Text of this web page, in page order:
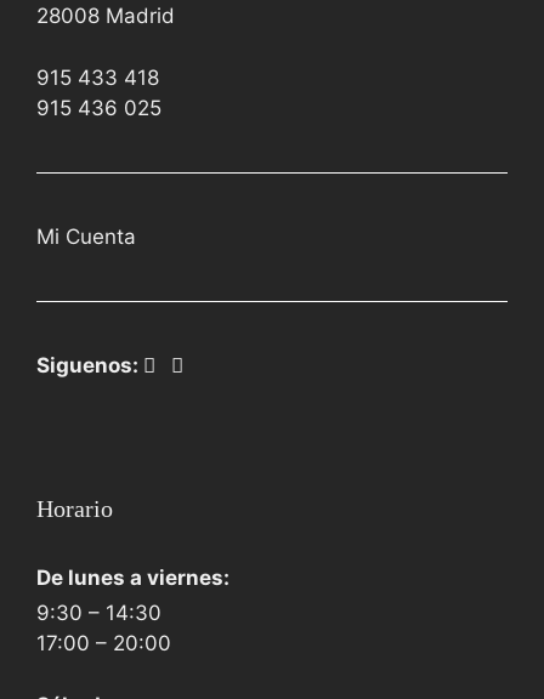
28008 Madrid
915 433 418
915 436 025
Mi Cuenta
Siguenos:
Horario
De lunes a viernes:
9:30 – 14:30
17:00 – 20:00